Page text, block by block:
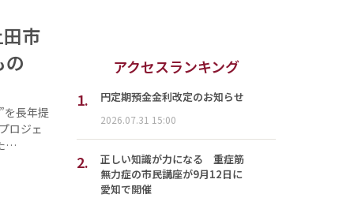
市
長年提
ロジェ
…
アクセスランキング
1.
円定期預金金利改定のお知らせ
2026.07.31 15:00
2.
正しい知識が力になる 重症筋
無力症の市民講座が9月12日に
愛知で開催